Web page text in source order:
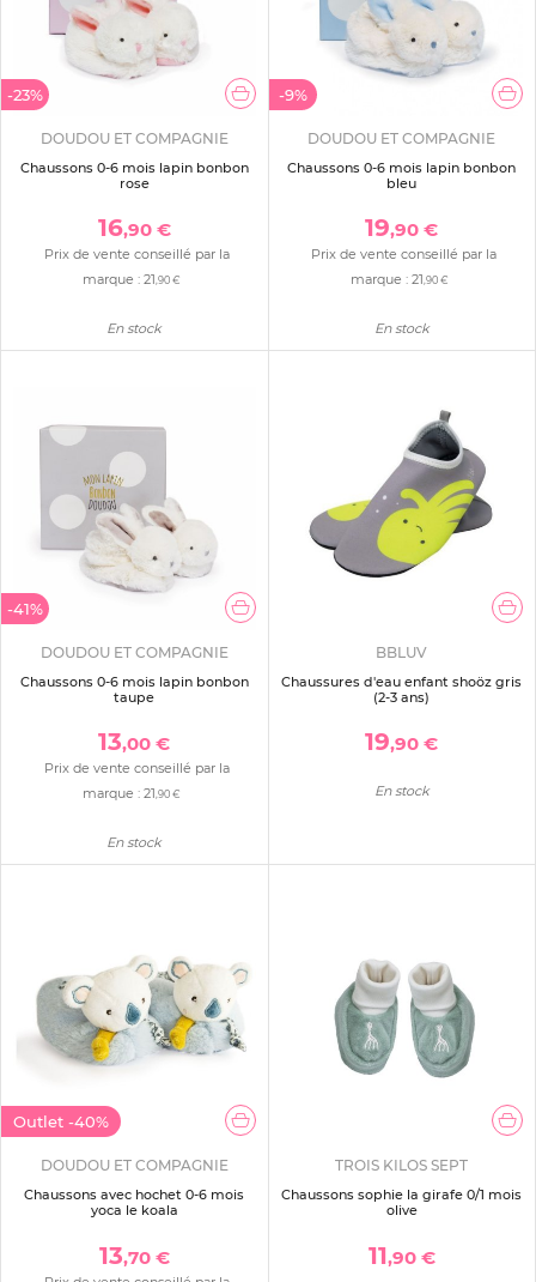
-23%
DOUDOU ET COMPAGNIE
Chaussons 0-6 mois lapin bonbon
rose
16,90 €
Prix de vente conseillé par la
marque :21,90 €
En stock
-9%
DOUDOU ET COMPAGNIE
Chaussons 0-6 mois lapin bonbon
bleu
19,90 €
Prix de vente conseillé par la
marque : 21,90 €
En stock
-41%
DOUDOU ET COMPAGNIE
Chaussons 0-6 mois lapin bonbon
taupe
13,00 €
Prix de vente conseillé par la
marque :21,90 €
En stock
BBLUV
Chaussures d'eau enfant shoöz gris
(2-3 ans)
19,90 €
En stock
Outlet -40%
DOUDOU ET COMPAGNIE
Chaussons avec hochet 0-6 mois
yoca le koala
13,70 €
TROIS KILOS SEPT
Chaussons sophie la girafe 0/1 mois
olive
11,90 €